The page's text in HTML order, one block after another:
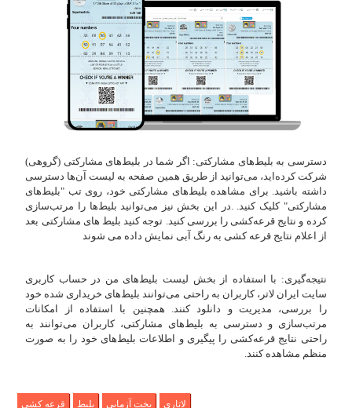
دسترسی به بلیط‌های مشارکتی: اگر شما در بلیط‌های مشارکتی (گروهی)
شرکت کرده‌اید، می‌توانید از طریق همین صفحه به لیست آن‌ها دسترسی
داشته باشید. برای مشاهده بلیط‌های مشارکتی خود، روی تب "بلیط‌های
مشارکتی" کلیک کنید. .در این بخش نیز می‌توانید بلیط‌ها را مرتب‌سازی
کرده و نتایج قرعه‌کشی را بررسی کنید. توجه کنید بلیط های مشارکتی بعد
از اعلام نتایج قرعه کشی به رنگ آبی نمایش داده می شوند
نتیجه‌گیری: با استفاده از بخش لیست بلیط‌های من در حساب کاربری
سایت ایران لاتر، کاربران به راحتی می‌توانند بلیط‌های خریداری شده خود
را بررسی، مدیریت و دانلود کنند. همچنین با استفاده از امکانات
مرتب‌سازی و دسترسی به بلیط‌های مشارکتی، کاربران می‌توانند به
راحتی نتایج قرعه‌کشی را پیگیری و اطلاعات بلیط‌های خود را به صورت
منظم مشاهده کنند.
لاتاری بخت آزمایی بلیط قرعه کشی